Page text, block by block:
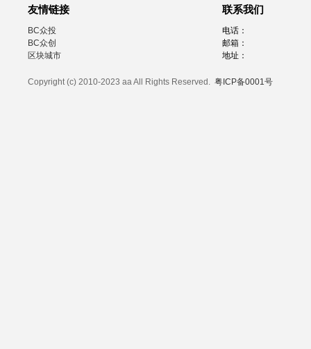
友情链接
BC众投
BC众创
区块城市
联系我们
电话：
邮箱：
地址：
Copyright (c) 2010-2023 aa All Rights Reserved. 粤ICP备0001号